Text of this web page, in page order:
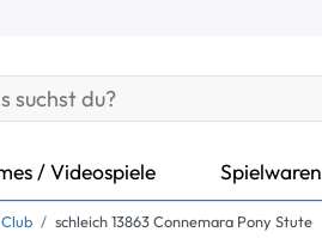
/ Videospiele Spielwaren
schleich 13863 Connemara Pony Stute